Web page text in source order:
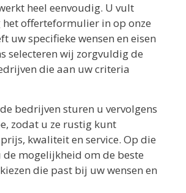
heel eenvoudig. U vult
het offerteformulier in op onze
uw specifieke wensen en eisen
selecteren wij zorgvuldig de
die aan uw criteria
bedrijven sturen u vervolgens
zodat u ze rustig kunt
kwaliteit en service. Op die
mogelijkheid om de beste
die past bij uw wensen en